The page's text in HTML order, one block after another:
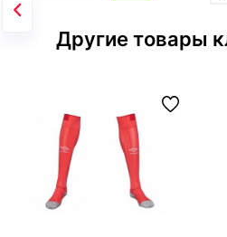
Другие товары